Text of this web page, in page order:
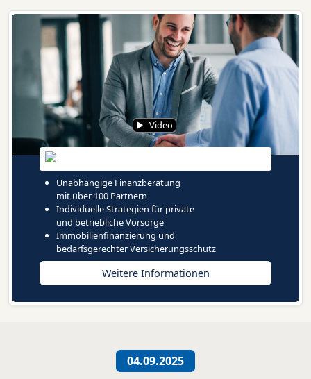
Damit gehört d...
Video
Unabhängige Finanzberatung
mit über 100 Partnern
Individuelle Strategien für private
und betriebliche Vorsorge
Immobilienfinanzierung und
bedarfsgerechter Versicherungsschutz
Weitere Informationen
04.09.2025